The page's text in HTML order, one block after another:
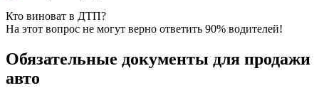
Кто виноват в ДТП?
На этот вопрос не могут верно ответить 90% водителей!
Обязательные документы для продажи
авто